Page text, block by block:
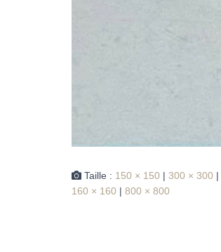
Taille : 150 × 150 | 300 × 300 |
160 × 160 | 800 × 800